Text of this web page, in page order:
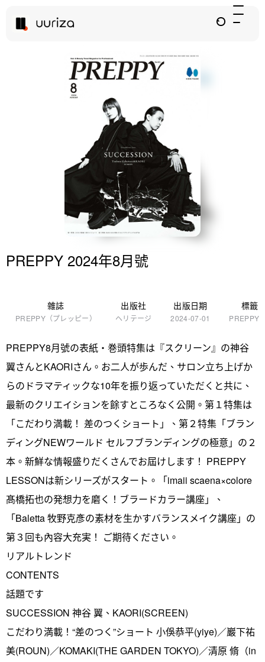
PREPPY 2024年8月號
雜誌
PREPPY（プレッピー）
出版社
ヘリテージ
出版日期
2024-07-01
標籤
PREPPY
PREPPY8月號の表紙・巻頭特集は『スクリーン』の神谷
翼さんとKAORIさん。お二人が歩んだ、サロン立ち上げか
らのドラマティックな10年を振り返っていただくと共に、
最新のクリエイションを餘すところなく公開。第１特集は
「こだわり満載！ 差のつくショート」、第２特集「ブラン
ディングNEWワールド セルフブランディングの極意」の２
本。新鮮な情報盛りだくさんでお屆けします！ PREPPY
LESSONは新シリーズがスタート。「imaii scaena×colore
髙橋拓也の発想力を磨く！ブラードカラー講座」、
「Baletta 牧野克彥の素材を生かすバランスメイク講座」の
第３回も內容大充実！ ご期待ください。
リアルトレンド
CONTENTS
話題です
SUCCESSION 神谷 翼、KAORI(SCREEN)
こだわり満載！“差のつく”ショート 小俁恭平(yiye)／巖下祐
美(ROUN)／KOMAKI(THE GARDEN TOKYO)／清原 脩（in